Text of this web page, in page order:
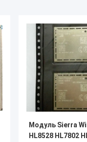
Модуль Sierra
HL8528 HL7802